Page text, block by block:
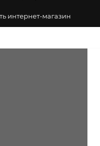
интернет-магазин